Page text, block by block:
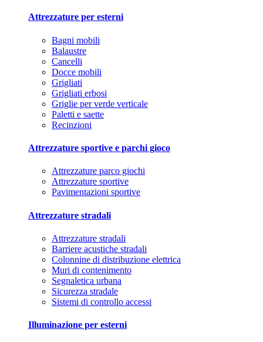
Attrezzature per esterni
Bagni mobili
Balaustre
Cancelli
Docce mobili
Grigliati
Grigliati erbosi
Griglie per verde verticale
Paletti e saette
Recinzioni
Attrezzature sportive e parchi gioco
Attrezzature parco giochi
Attrezzature sportive
Pavimentazioni sportive
Attrezzature stradali
Attrezzature stradali
Barriere acustiche stradali
Colonnine di distribuzione elettrica
Muri di contenimento
Segnaletica urbana
Sicurezza stradale
Sistemi di controllo accessi
Illuminazione per esterni